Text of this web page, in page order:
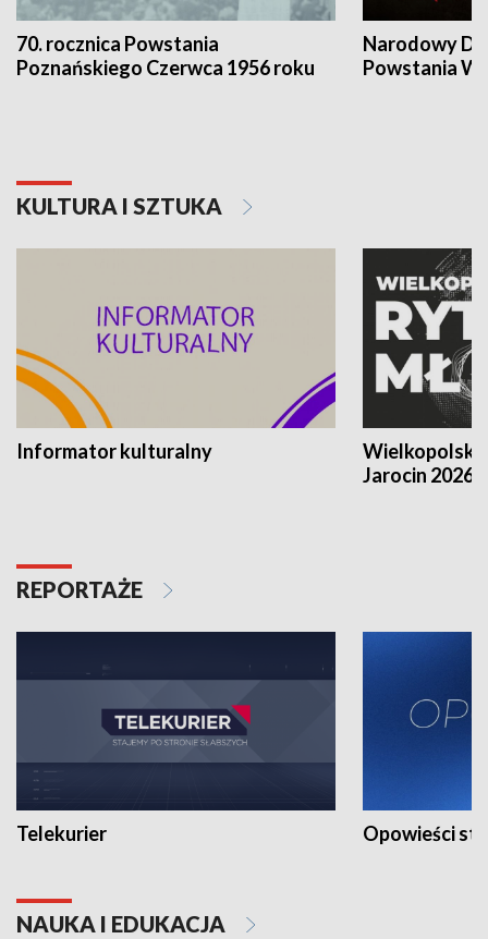
70. rocznica Powstania
Poznańskiego Czerwca 1956 roku
Narodowy
Powstania
KULTURA I SZTUKA
Informator kulturalny
Jarocin 2026
REPORTAŻE
Telekurier Opowieści
NAUKA I EDUKACJA